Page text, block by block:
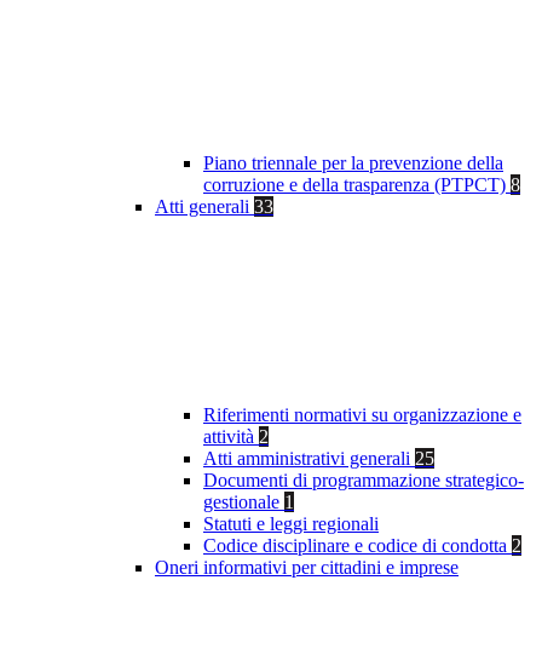
Piano triennale per la prevenzione della
corruzione e della trasparenza (PTPCT) 8
Atti generali 33
Riferimenti normativi su organizzazione e
attività 2
Atti amministrativi generali 25
Documenti di programmazione strategico-
gestionale 1
Statuti e leggi regionali
Codice disciplinare e codice di condotta 2
Oneri informativi per cittadini e imprese